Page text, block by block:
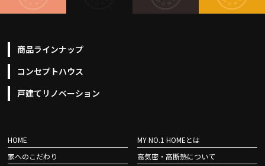
商品ラインナップ
コンセプトハウス
戸建てリノベーション
HOME
MY NO.1 HOMEとは
家へのこだわり
高気密・高断熱について